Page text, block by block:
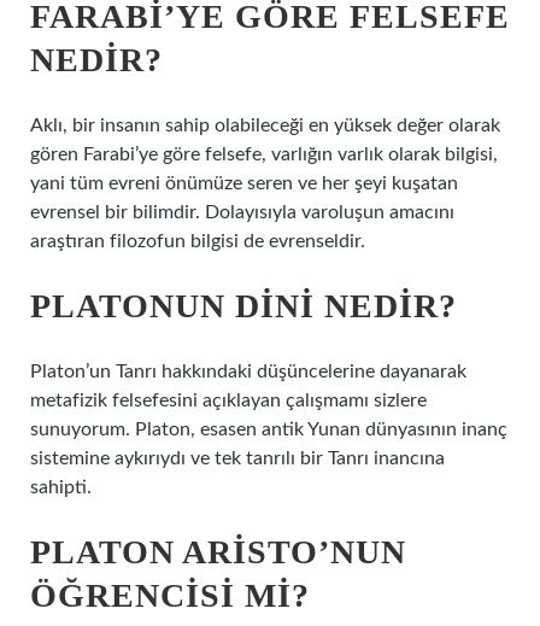
FARABI’YE GÖRE FELSEFE
NEDIR?
Aklı, bir insanın sahip olabileceği en yüksek değer olarak
gören Farabi’ye göre felsefe, varlığın varlık olarak bilgisi,
yani tüm evreni önümüze seren ve her şeyi kuşatan
evrensel bir bilimdir. Dolayısıyla varoluşun amacını
araştıran filozofun bilgisi de evrenseldir.
PLATONUN DINI NEDIR?
Platon’un Tanrı hakkındaki düşüncelerine dayanarak
metafizik felsefesini açıklayan çalışmamı sizlere
sunuyorum. Platon, esasen antik Yunan dünyasının inanç
sistemine aykırıydı ve tek tanrılı bir Tanrı inancına
sahipti.
PLATON ARISTO’NUN
ÖĞRENCISI MI?